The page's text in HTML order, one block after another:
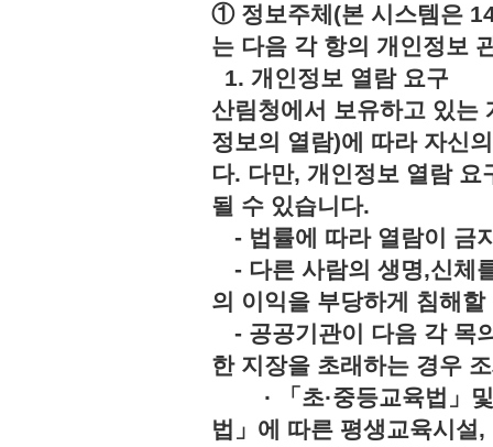
① 정보주체(본 시스템은
는 다음 각 항의 개인정보
1. 개인정보 열람 요구
산림청에서 보유하고 있는
정보의 열람)에 따라 자신
다. 다만, 개인정보 열람
될 수 있습니다.
- 법률에 따라 열람이
- 다른 사람의 생명,신체
의 이익을 부당하게 침
- 공공기관이 다음 각 목
한 지장을 초래하는 경우
· 「초·중등교육법」및
법」에 따른 평생교육시설